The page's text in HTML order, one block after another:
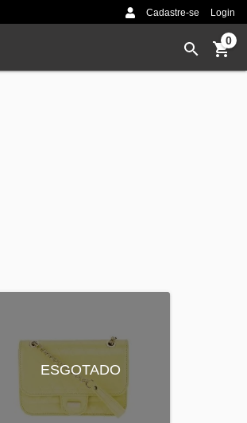
Cadastre-se Login
0
ESGOTADO